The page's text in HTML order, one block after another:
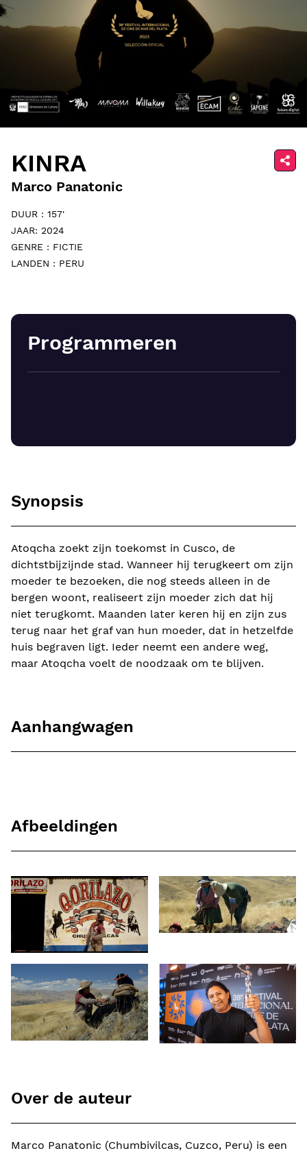
KINRA
Marco Panatonic
DUUR : 157'
JAAR: 2024
GENRE : FICTIE
LANDEN : PERU
Synopsis
Atoqcha zoekt zijn toekomst in Cusco, de
dichtstbijzijnde stad. Wanneer hij terugkeert om zijn
moeder te bezoeken, die nog steeds alleen in de
bergen woont, realiseert zijn moeder zich dat hij
niet terugkomt. Maanden later keren hij en zijn zus
terug naar het graf van hun moeder, dat in hetzelfde
huis begraven ligt. Ieder neemt een andere weg,
maar Atoqcha voelt de noodzaak om te blijven.
Aanhangwagen
Afbeeldingen
Programmeren
Over de auteur
Marco Panatonic (Chumbivilcas, Cuzco, Peru) is een